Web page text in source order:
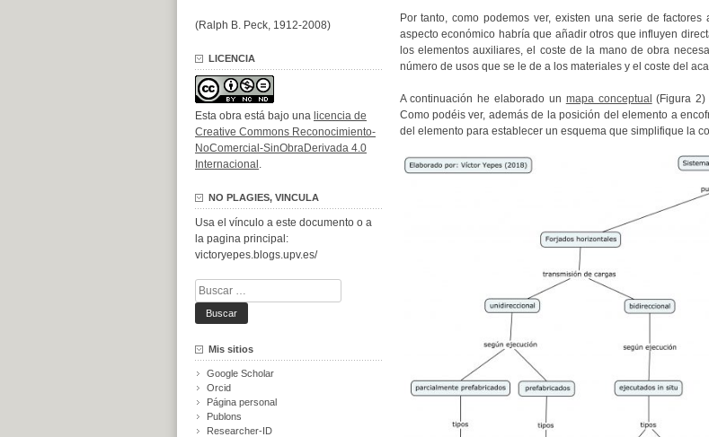
Por tanto, como podemos ver, existen una serie de
aspecto económico habría que añadir otros que influyen
los elementos auxiliares, el coste de la mano de obra
número de usos que se le de a los materiales y el coste del
A continuación he elaborado un mapa conceptual (Figura 2)
Como podéis ver, además de la posición del elemento a
del elemento para establecer un esquema que simplifique la
(Ralph B. Peck, 1912-2008)
LICENCIA
Esta obra está bajo una licencia de
Creative Commons Reconocimiento-
NoComercial-SinObraDerivada 4.0
Internacional .
NO PLAGIES, VINCULA
Usa el vínculo a este documento o a
la pagina principal:
victoryepes.blogs.upv.es/
Buscar:
Mis sitios
Google Scholar
Orcid
Página personal
Publons
Researcher-ID